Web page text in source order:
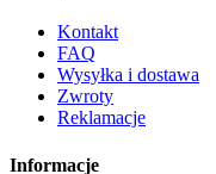
Kontakt
FAQ
Wysyłka i dostawa
Zwroty
Reklamacje
Informacje